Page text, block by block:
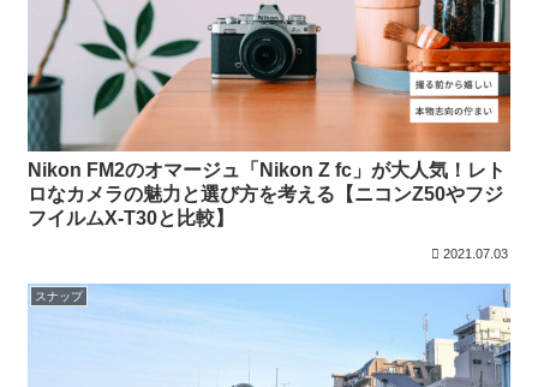
Nikon FM2のオマージュ「Nikon Z fc」が大人気！レト
ロなカメラの魅力と選び方を考える【ニコンZ50やフジ
フイルムX-T30と比較】
2021.07.03
スナップ